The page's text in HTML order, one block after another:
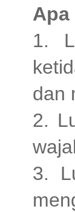
Apa
1.
dan
2.
3.